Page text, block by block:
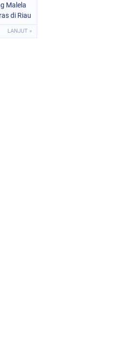
Malela
di Riau
LANJUT »